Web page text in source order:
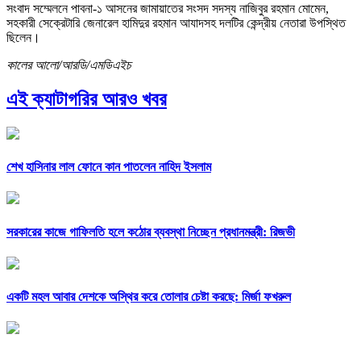
সংবাদ সম্মেলনে পাবনা-১ আসনের জামায়াতের সংসদ সদস্য নাজিবুর রহমান মোমেন,
সহকারী সেক্রেটারি জেনারেল হামিদুর রহমান আযাদসহ দলটির কেন্দ্রীয় নেতারা উপস্থিত
ছিলেন।
কালের আলো/আরডি/এমডিএইচ
এই ক্যাটাগরির আরও খবর
শেখ হাসিনার লাল ফোনে কান পাতলেন নাহিদ ইসলাম
সরকারের কাজে গাফিলতি হলে কঠোর ব্যবস্থা নিচ্ছেন প্রধানমন্ত্রী: রিজভী
একটি মহল আবার দেশকে অস্থির করে তোলার চেষ্টা করছে: মির্জা ফখরুল